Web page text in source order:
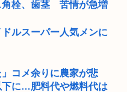
栓、歯茎 苦情が急増
ルスーパー人気メンに
」コメ余りに農家が悲
に…肥料代や燃料代は